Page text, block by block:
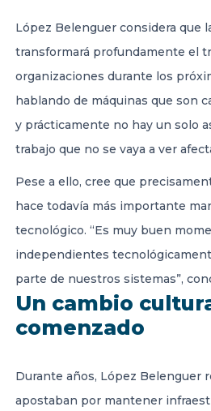
López Belenguer considera que
transformará profundamente el
organizaciones durante los
hablando de máquinas que son
y prácticamente no hay un solo
trabajo que no se vaya a ver
Pese a ello, cree que
hace todavía más importante
tecnológico. “Es muy buen
independientes
parte de nuestros sistemas”,
Un cambio
comenzado
Durante años, López Belenguer
apostaban por mantener